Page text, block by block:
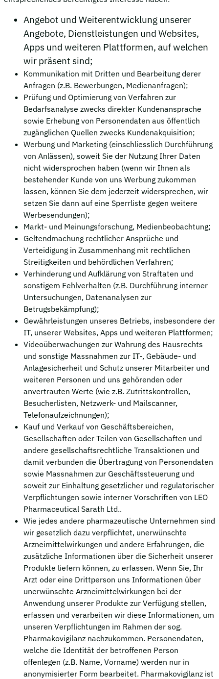
Angebot und Weiterentwicklung unserer
Angebote, Dienstleistungen und Websites,
Apps und weiteren Plattformen, auf welchen
wir präsent sind;
Kommunikation mit Dritten und Bearbeitung derer
Anfragen (z.B. Bewerbungen, Medienanfragen);
Prüfung und Optimierung von Verfahren zur
Bedarfsanalyse zwecks direkter Kundenansprache
sowie Erhebung von Personendaten aus öffentlich
zugänglichen Quellen zwecks Kundenakquisition;
Werbung und Marketing (einschliesslich Durchführung
von Anlässen), soweit Sie der Nutzung Ihrer Daten
nicht widersprochen haben (wenn wir Ihnen als
bestehender Kunde von uns Werbung zukommen
lassen, können Sie dem jederzeit widersprechen, wir
setzen Sie dann auf eine Sperrliste gegen weitere
Werbesendungen);
Markt- und Meinungsforschung, Medienbeobachtung;
Geltendmachung rechtlicher Ansprüche und
Verteidigung in Zusammenhang mit rechtlichen
Streitigkeiten und behördlichen Verfahren;
Verhinderung und Aufklärung von Straftaten und
sonstigem Fehlverhalten (z.B. Durchführung interner
Untersuchungen, Datenanalysen zur
Betrugsbekämpfung);
Gewährleistungen unseres Betriebs, insbesondere der
IT, unserer Websites, Apps und weiteren Plattformen;
Videoüberwachungen zur Wahrung des Hausrechts
und sonstige Massnahmen zur IT-, Gebäude- und
Anlagesicherheit und Schutz unserer Mitarbeiter und
weiteren Personen und uns gehörenden oder
anvertrauten Werte (wie z.B. Zutrittskontrollen,
Besucherlisten, Netzwerk- und Mailscanner,
Telefonaufzeichnungen);
Kauf und Verkauf von Geschäftsbereichen,
Gesellschaften oder Teilen von Gesellschaften und
andere gesellschaftsrechtliche Transaktionen und
damit verbunden die Übertragung von Personendaten
sowie Massnahmen zur Geschäftssteuerung und
soweit zur Einhaltung gesetzlicher und regulatorischer
Verpflichtungen sowie interner Vorschriften von LEO
Pharmaceutical Sarath Ltd..
Wie jedes andere pharmazeutische Unternehmen sind
wir gesetzlich dazu verpflichtet, unerwünschte
Arzneimittelwirkungen und andere Erfahrungen, die
zusätzliche Informationen über die Sicherheit unserer
Produkte liefern können, zu erfassen. Wenn Sie, Ihr
Arzt oder eine Drittperson uns Informationen über
unerwünschte Arzneimittelwirkungen bei der
Anwendung unserer Produkte zur Verfügung stellen,
erfassen und verarbeiten wir diese Informationen, um
unseren Verpflichtungen im Rahmen der sog.
Pharmakovigilanz nachzukommen. Personendaten,
welche die Identität der betroffenen Person
offenlegen (z.B. Name, Vorname) werden nur in
anonymisierter Form bearbeitet. Pharmakovigilanz ist